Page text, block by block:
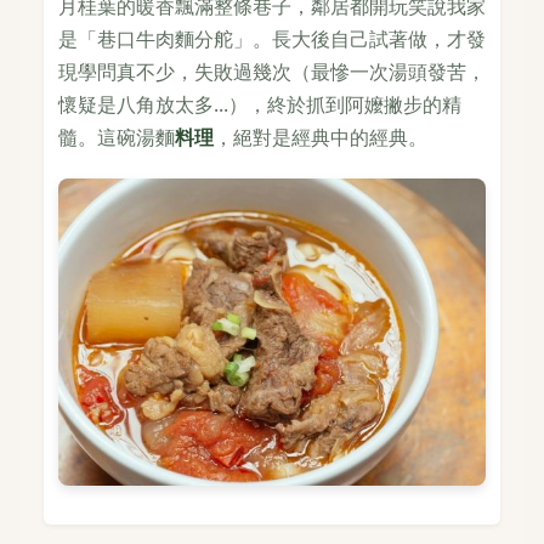
月桂葉的暖香飄滿整條巷子，鄰居都開玩笑說我家
是「巷口牛肉麵分舵」。長大後自己試著做，才發
現學問真不少，失敗過幾次（最慘一次湯頭發苦，
懷疑是八角放太多...），終於抓到阿嬤撇步的精
髓。這碗湯麵料理 ，絕對是經典中的經典。